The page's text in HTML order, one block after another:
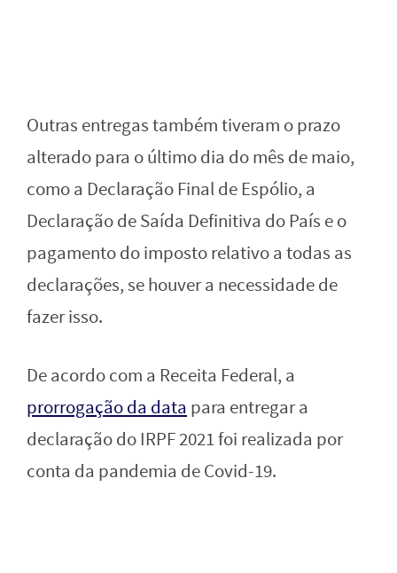
Outras entregas também tiveram o prazo
alterado para o último dia do mês de maio,
como a Declaração Final de Espólio, a
Declaração de Saída Definitiva do País e o
pagamento do imposto relativo a todas as
declarações, se houver a necessidade de
fazer isso.
De acordo com a Receita Federal, a
prorrogação da data para entregar a
declaração do IRPF 2021 foi realizada por
conta da pandemia de Covid-19.